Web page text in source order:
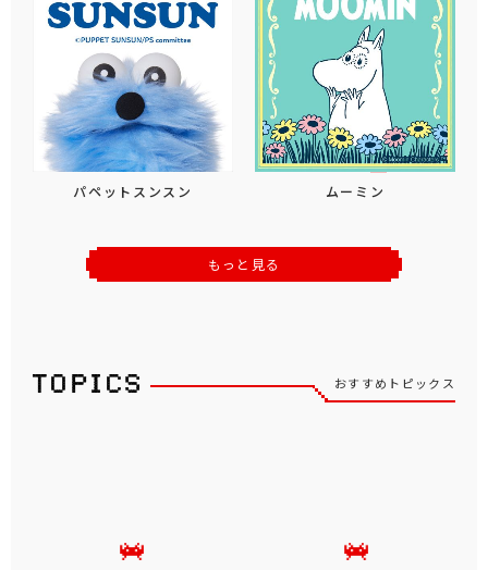
パペットスンスン ムーミン
もっと見る
おすすめトピックス